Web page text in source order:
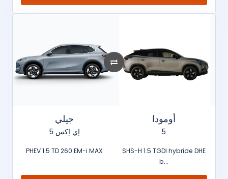
جيلي
إي إكس 5
PHEV 1.5 TD 260 EM-i MAX
أومودا
5
SHS-H 1.5 TGDI hybride DHE
b...